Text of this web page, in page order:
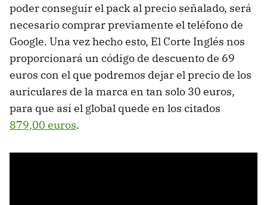
poder conseguir el pack al precio señalado, será
necesario comprar previamente el teléfono de
Google. Una vez hecho esto, El Corte Inglés nos
proporcionará un código de descuento de 69
euros con el que podremos dejar el precio de los
auriculares de la marca en tan solo 30 euros,
para que así el global quede en los citados
879,00 euros.